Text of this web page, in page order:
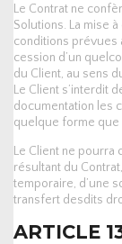
Le Contrat ne
Solutions. La mise
conditions prévues
cession d’un
du Client, au sens
Le Client s’interdit
documentation les
quelque forme
Le Client ne
résultant du
temporaire, d’une
transfert desdits
ARTICLE